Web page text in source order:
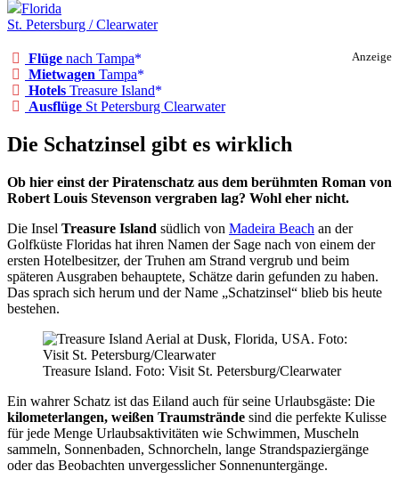
Florida
St. Petersburg / Clearwater
Anzeige
Flüge nach Tampa
Mietwagen Tampa
Hotels Treasure Island
Ausflüge St Petersburg Clearwater
Die Schatzinsel gibt es wirklich
Ob hier einst der Piratenschatz aus dem berühmten Roman von
Robert Louis Stevenson vergraben lag? Wohl eher nicht.
Die Insel Treasure Island südlich von Madeira Beach an der
Golfküste Floridas hat ihren Namen der Sage nach von einem der
ersten Hotelbesitzer, der Truhen am Strand vergrub und beim
späteren Ausgraben behauptete, Schätze darin gefunden zu haben.
Das sprach sich herum und der Name „Schatzinsel“ blieb bis heute
bestehen.
Treasure Island. Foto: Visit St. Petersburg/Clearwater
Ein wahrer Schatz ist das Eiland auch für seine Urlaubsgäste: Die
kilometerlangen, weißen Traumstrände sind die perfekte Kulisse
für jede Menge Urlaubsaktivitäten wie Schwimmen, Muscheln
sammeln, Sonnenbaden, Schnorcheln, lange Strandspaziergänge
oder das Beobachten unvergesslicher Sonnenuntergänge.